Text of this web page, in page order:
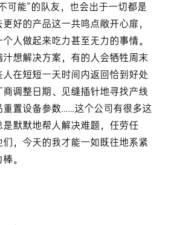
可能”的队友，也会出于一切都是
好的产品这一共鸣点敞开心扉，
人做起来吃力甚至无力的事情。
想解决方案，有的人会牺牲周末
在短短一天时间内返回恰到好处
商调整日期、见缝插针地寻找产线
重置设备参数……这个公司有很多这
默默地帮人解决难题，任劳任
，今天的我才能一如既往地系紧
。